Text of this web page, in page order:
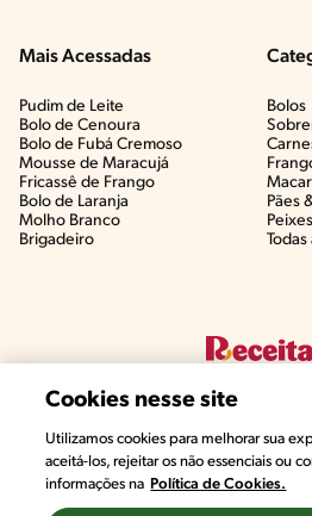
Mais Acessadas
Pudim de Leite
Bolo de Cenoura
Bolo de Fubá Cremoso
Mousse de Maracujá
Fricassê de Frango
Bolo de Laranja
Molho Branco
Brigadeiro
Bolos
Pães
Peixes
©2022, Nestlé. Marcas registradas por
S.A. Vevey
Cookies nesse site
Utilizamos cookies para melhorar sua
aceitá-los, rejeitar os não essenciais ou
informações na Política de Cookies.